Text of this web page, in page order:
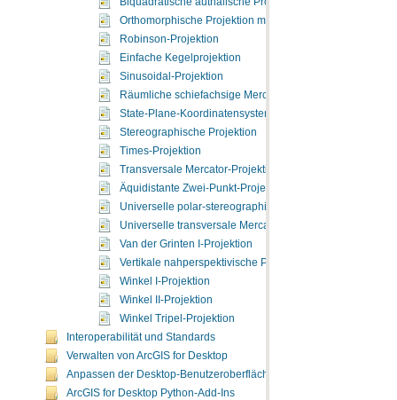
Orthomorphische Projektion mit korrigierter Verzerrung
Robinson-Projektion
Einfache Kegelprojektion
Sinusoidal-Projektion
Räumliche schiefachsige Mercator-Projektion
State-Plane-Koordinatensystem
Stereographische Projektion
Times-Projektion
Transversale Mercator-Projektion
Äquidistante Zwei-Punkt-Projektion
Universelle polar-stereographische Projektion
Universelle transversale Mercator-Projektion
Van der Grinten I-Projektion
Vertikale nahperspektivische Projektion
Winkel I-Projektion
Winkel II-Projektion
Winkel Tripel-Projektion
Interoperabilität und Standards
Verwalten von ArcGIS for Desktop
Anpassen der Desktop-Benutzeroberfläche
ArcGIS for Desktop Python-Add-Ins